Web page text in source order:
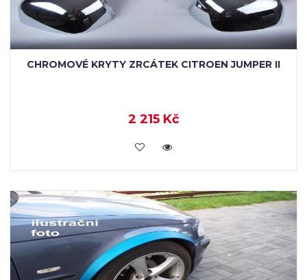
CHROMOVÉ KRYTY ZRCÁTEK CITROEN JUMPER II
2 215 Kč
KOUPIT